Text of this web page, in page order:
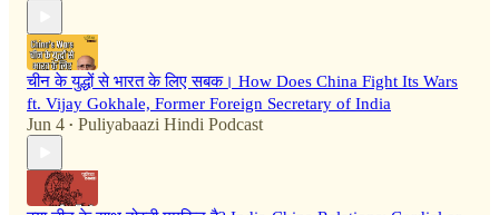
चीन के युद्धों से भारत के लिए सबक। How Does China Fight Its Wars
ft. Vijay Gokhale, Former Foreign Secretary of India
Jun 4 • Puliyabaazi Hindi Podcast